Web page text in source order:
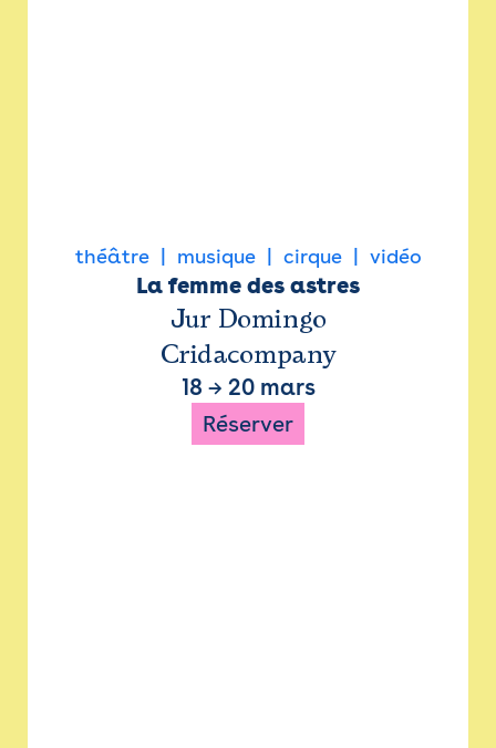
théâtre musique cirque vidéo
La femme des astres
Jur Domingo
Cridacompany
18 → 20 mars
Réserver